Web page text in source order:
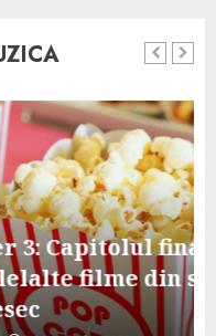
final, mai slab
serie, dar